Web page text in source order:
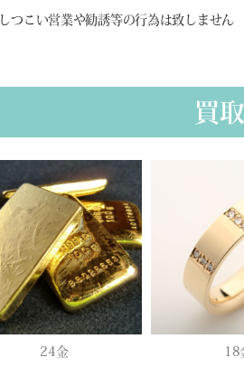
しつこい営業や勧誘等の行為は致しません
買
24金 18